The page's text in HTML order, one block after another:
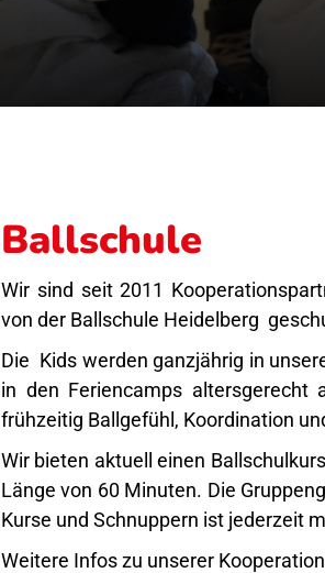
Ballschule
Wir sind seit 2011
von der Ballschule Heidelberg
Die Kids werden ganzjährig in
in den Feriencamps
frühzeitig Ballgefühl, Koordination
Wir bieten aktuell einen
Länge von 60 Minuten. Die
Kurse und Schnuppern ist jederzeit
Weitere Infoszu unserer